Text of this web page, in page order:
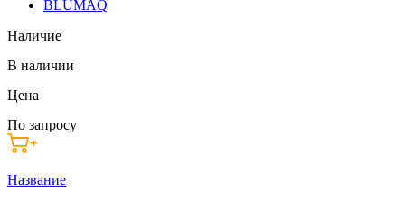
BLUMAQ
Наличие
В наличии
Цена
По запросу
Название